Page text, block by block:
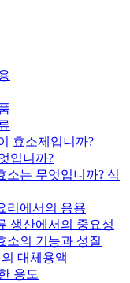
효소제입니까?
입니까?
소는 무엇입니까? 식
리에서의 응용
생산에서의 중요성
소의 기능과 성질
대체용액
용도